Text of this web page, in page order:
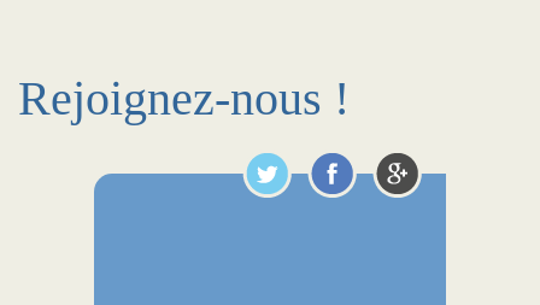
Rejoignez-nous !